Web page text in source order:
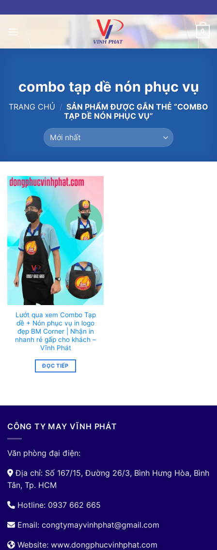
to
content
0
combo tạp dề nón phục vụ
TRANG CHỦ / SẢN PHẨM ĐƯỢC GẮN THẺ “COMBO
TẠP DỀ NÓN PHỤC VỤ”
Lướt qua xem Combo Tạp
dề + Nón phục vụ in logo
đẹp BM Corner | Nhận in
nhanh rẻ gấp cho khách –
Vĩnh Phát
ĐỌC TIẾP
CÔNG TY MAY VĨNH PHÁT
Văn phòng đại điện:
Địa chỉ: Số 167/15, Đường 26/3, Bình Hưng Hòa, Bình
Tân, Tp. HCM
Hotline: 0937 662 665
Email: congtymayvinhphat@gmail.com
Website: www.dongphucvinhphat.com